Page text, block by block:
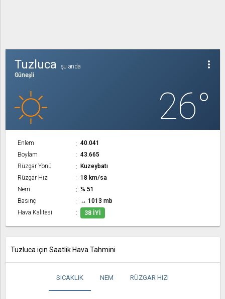
more_vert
Tuzluca
şu anda
Güneşli
26°
Enlem
40.041
Boylam
43.665
Rüzgar Yönü
Kuzeybatı
Rüzgar Hızı
18 km/sa
Nem
% 51
Basınç
↔ 1013 mb
Hava Kalitesi
38 İYI
Tuzluca için Saatlik Hava Tahmini
SICAKLIK NEM RÜZGAR HIZI